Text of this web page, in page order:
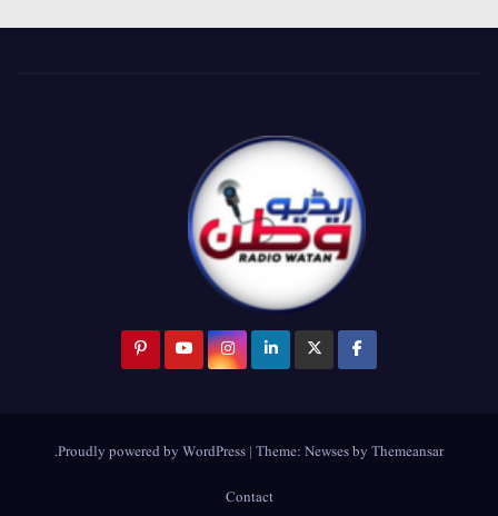
Proudly powered by WordPress |Theme:NewsesbyThemeansar
.
Contact